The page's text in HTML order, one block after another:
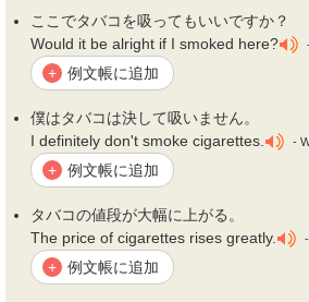
ここでタバコを吸ってもいいですか？
Would it be alright if I smoked here?
+ 例文帳に追加
僕はタバコは決して吸いません。
I definitely don't smoke cigarettes.
-
+ 例文帳に追加
タバコの値段が大幅に上がる。
The price of cigarettes rises greatly.
+ 例文帳に追加